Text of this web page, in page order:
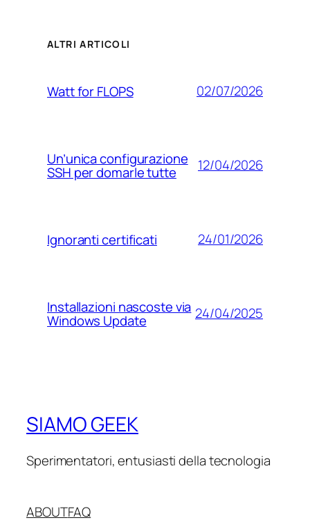
ALTRI ARTICOLI
Watt for FLOPS 02/07/2026
Un’unica configurazione
SSH per domarle tutte 12/04/2026
Ignoranti certificati 24/01/2026
Installazioni nascoste via
Windows Update 24/04/2025
SIAMO GEEK
Sperimentatori, entusiasti della tecnologia
ABOUTFAQ